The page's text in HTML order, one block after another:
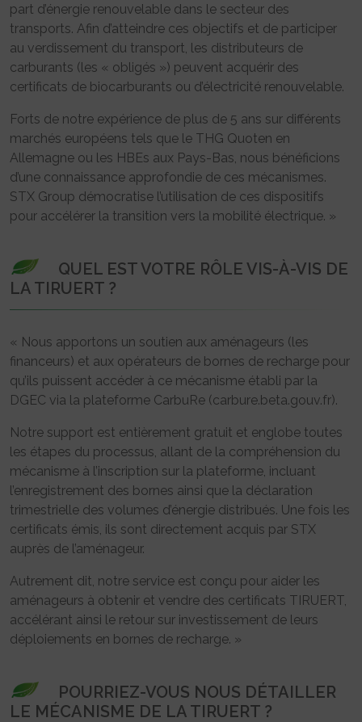
part d’énergie renouvelable dans le secteur des
transports. Afin d’atteindre ces objectifs et de participer
au verdissement du transport, les distributeurs de
carburants (les « obligés ») peuvent acquérir des
certificats de biocarburants ou d’électricité renouvelable.
Forts de notre expérience de plus de 5 ans sur différents
marchés européens tels que le THG Quoten en
Allemagne ou les HBEs aux Pays-Bas, nous bénéficions
d’une connaissance approfondie de ces mécanismes.
STX Group démocratise l’utilisation de ces dispositifs
pour accélérer la transition vers la mobilité électrique. »
QUEL EST VOTRE RÔLE VIS-À-VIS DE
LA TIRUERT ?
« Nous apportons un soutien aux aménageurs (les
financeurs) et aux opérateurs de bornes de recharge pour
qu’ils puissent accéder à ce mécanisme établi par la
DGEC via la plateforme CarbuRe (carbure.beta.gouv.fr).
Notre support est entièrement gratuit et englobe toutes
les étapes du processus, allant de la compréhension du
mécanisme à l’inscription sur la plateforme, incluant
l’enregistrement des bornes ainsi que la déclaration
trimestrielle des volumes d’énergie distribués. Une fois les
certificats émis, ils sont directement acquis par STX
auprès de l’aménageur.
Autrement dit, notre service est conçu pour aider les
aménageurs à obtenir et vendre des certificats TIRUERT,
accélérant ainsi le retour sur investissement de leurs
déploiements en bornes de recharge. »
POURRIEZ-VOUS NOUS DÉTAILLER
LE MÉCANISME DE LA TIRUERT ?